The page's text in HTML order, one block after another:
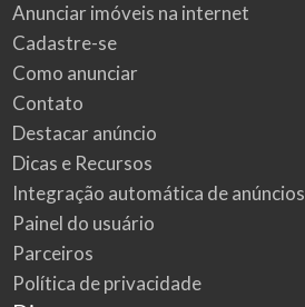
Anunciar imóveis na internet
Cadastre-se
Como anunciar
Contato
Destacar anúncio
Dicas e Recursos
Integração automática de anúncios
Painel do usuário
Parceiros
Política de privacidade